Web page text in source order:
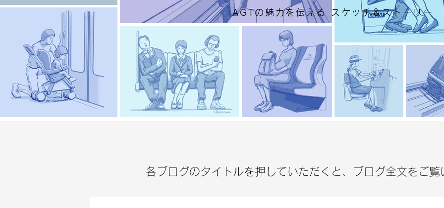
AGTの魅力を伝える スケッチ＆ストーリー
各ブログのタイトルを押していただくと、ブログ全文をご覧